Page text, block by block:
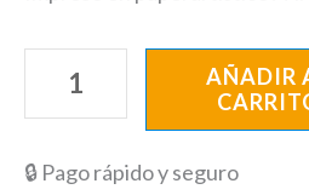
AÑADIR
🔒 Pago rápido y seguro